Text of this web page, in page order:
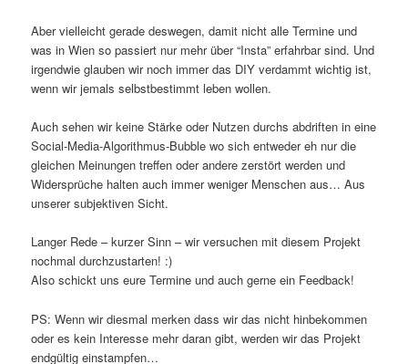
Aber vielleicht gerade deswegen, damit nicht alle Termine und
was in Wien so passiert nur mehr über “Insta” erfahrbar sind. Und
irgendwie glauben wir noch immer das DIY verdammt wichtig ist,
wenn wir jemals selbstbestimmt leben wollen.
Auch sehen wir keine Stärke oder Nutzen durchs abdriften in eine
Social-Media-Algorithmus-Bubble wo sich entweder eh nur die
gleichen Meinungen treffen oder andere zerstört werden und
Widersprüche halten auch immer weniger Menschen aus… Aus
unserer subjektiven Sicht.
Langer Rede – kurzer Sinn – wir versuchen mit diesem Projekt
nochmal durchzustarten! :)
Also schickt uns eure Termine und auch gerne ein Feedback!
PS: Wenn wir diesmal merken dass wir das nicht hinbekommen
oder es kein Interesse mehr daran gibt, werden wir das Projekt
endgültig einstampfen…